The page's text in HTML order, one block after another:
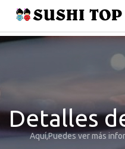
Detalles
Aquí,Puedes ver más